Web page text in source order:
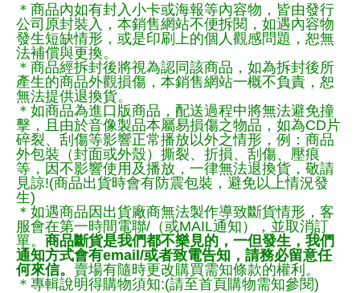
＊商品內如有封入小卡或海報等內容物，皆由發行
公司原封裝入，本銷售網站不便拆閱，如遇內容物
發生短缺情形，或是印刷上的個人觀感問題，恕無
法補償與更換。
＊商品經拆封後將視為認同該商品，如為拆封後所
產生的商品外觀損傷，本銷售網站一概不負責，恕
無法提供退換貨。
＊如商品為進口版商品，配送過程中將無法避免撞
擊，且由於音像製品本屬易損傷之物品，如為CD片
碎裂、刮傷等影響正常播放以外之情形，例：商品
外包裝（封面或外殼）撕裂、折損、刮傷、壓痕
等，因不影響使用及播放，一律無法退換貨，敬請
見諒!(商品出貨時會有防震包裝，避免以上情況發
生)
＊如遇商品因出貨廠商無法製作導致斷貨情形，客
服會在第一時間電聯/（或MAIL通知），並取消訂
單。 商品斷貨是我們都不樂見的，一但發生，我們
通知方式會有email/或者致電告知，請務必留意任
何來信。 賣場有隨時更改購買需知條款的權利。
＊專輯說明得購物須知:(請至首頁購物需知參閱)